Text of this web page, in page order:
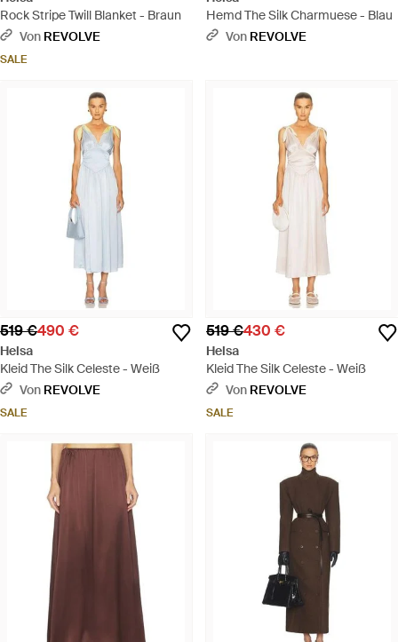
Rock Stripe Twill Blanket - Braun
Von REVOLVE
SALE
Hemd The Silk Charmuese - Blau
Von REVOLVE
519 €490 €
Helsa
Kleid The Silk Celeste - Weiß
Von REVOLVE
SALE
519 €430 €
Helsa
Kleid The Silk Celeste - Weiß
Von REVOLVE
SALE